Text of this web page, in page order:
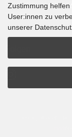
Der Newsletter kann
werden.
Zustimmung
User:innen zu
unserer